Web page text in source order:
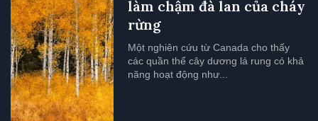
làm chậm đà lan của cháy
rừng
Một nghiên cứu từ Canada cho thấy
các quần thể cây dương lá rung có khả
năng hoạt động như...